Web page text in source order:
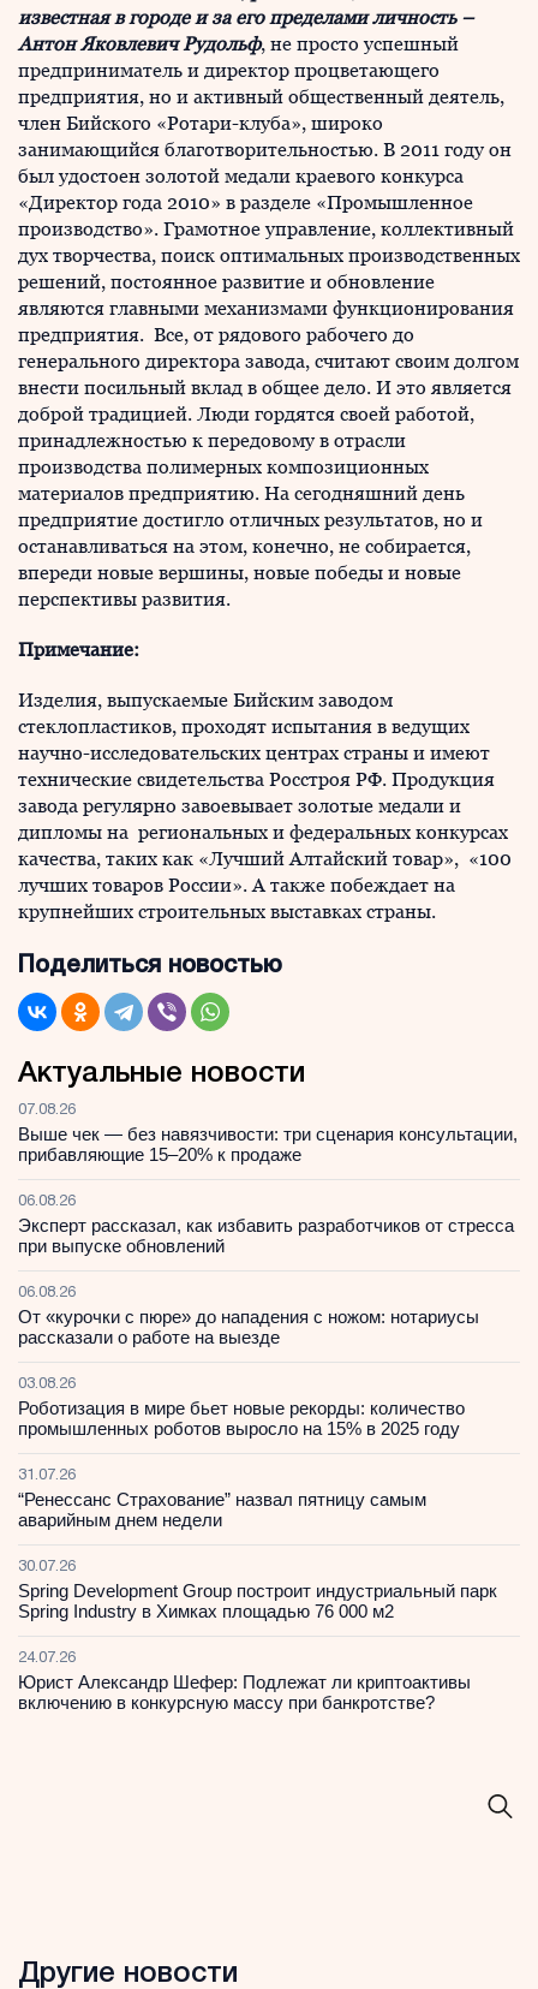
известная в городе и за его пределами личность –
Антон Яковлевич Рудольф, не просто успешный
предприниматель и директор процветающего
предприятия, но и активный общественный деятель,
член Бийского «Ротари-клуба», широко
занимающийся благотворительностью. В 2011 году он
был удостоен золотой медали краевого конкурса
«Директор года 2010» в разделе «Промышленное
производство». Грамотное управление, коллективный
дух творчества, поиск оптимальных производственных
решений, постоянное развитие и обновление
являются главными механизмами функционирования
предприятия. Все, от рядового рабочего до
генерального директора завода, считают своим долгом
внести посильный вклад в общее дело. И это является
доброй традицией. Люди гордятся своей работой,
принадлежностью к передовому в отрасли
производства полимерных композиционных
материалов предприятию. На сегодняшний день
предприятие достигло отличных результатов, но и
останавливаться на этом, конечно, не собирается,
впереди новые вершины, новые победы и новые
перспективы развития.
Примечание:
Изделия, выпускаемые Бийским заводом
стеклопластиков, проходят испытания в ведущих
научно-исследовательских центрах страны и имеют
технические свидетельства Росстроя РФ. Продукция
завода регулярно завоевывает золотые медали и
дипломы на региональных и федеральных конкурсах
качества, таких как «Лучший Алтайский товар», «100
лучших товаров России». А также побеждает на
крупнейших строительных выставках страны.
Поделиться новостью
Актуальные новости
07.08.26
Выше чек — без навязчивости: три сценария консультации,
прибавляющие 15–20% к продаже
06.08.26
Эксперт рассказал, как избавить разработчиков от стресса
при выпуске обновлений
06.08.26
От «курочки с пюре» до нападения с ножом: нотариусы
рассказали о работе на выезде
03.08.26
Роботизация в мире бьет новые рекорды: количество
промышленных роботов выросло на 15% в 2025 году
31.07.26
“Ренессанс Страхование” назвал пятницу самым
аварийным днем недели
30.07.26
Spring Development Group построит индустриальный парк
Spring Industry в Химках площадью 76 000 м2
24.07.26
Юрист Александр Шефер: Подлежат ли криптоактивы
включению в конкурсную массу при банкротстве?
Другие новости